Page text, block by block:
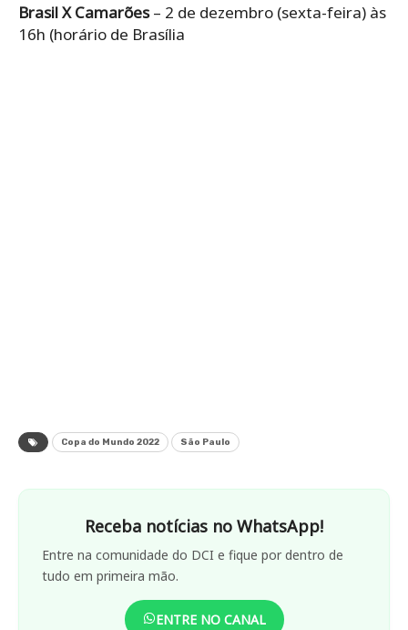
Brasil X Camarões– 2 de dezembro (sexta-feira) às
16h (horário de Brasília
Copa do Mundo 2022 São Paulo
Receba notícias no WhatsApp!
Entre na comunidade do DCI e fique por dentro de
tudo em primeira mão.
ENTRE NO CANAL